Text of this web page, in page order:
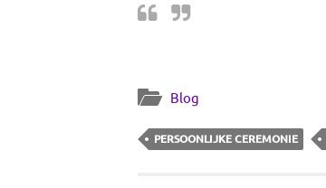
Blog
PERSOONLIJKE CEREMONIE